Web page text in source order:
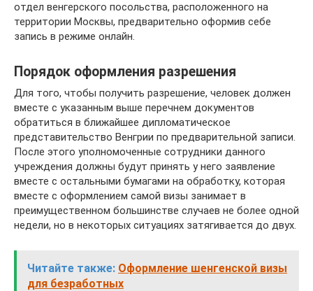
отдел венгерского посольства, расположенного на
территории Москвы, предварительно оформив себе
запись в режиме онлайн.
Порядок оформления разрешения
Для того, чтобы получить разрешение, человек должен
вместе с указанным выше перечнем документов
обратиться в ближайшее дипломатическое
представительство Венгрии по предварительной записи.
После этого уполномоченные сотрудники данного
учреждения должны будут принять у него заявление
вместе с остальными бумагами на обработку, которая
вместе с оформлением самой визы занимает в
преимущественном большинстве случаев не более одной
недели, но в некоторых ситуациях затягивается до двух.
Читайте также: Оформление шенгенской визы
для безработных